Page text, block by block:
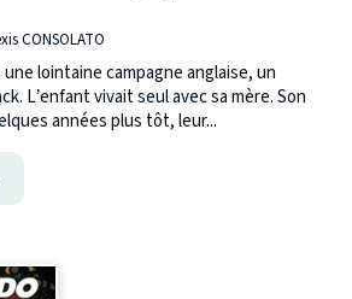
CONSOLATO
lointaine campagne anglaise, un
L’enfant vivait seul avec sa mère. Son
années plus tôt, leur...